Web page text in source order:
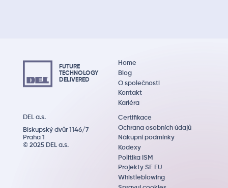
FUTURE
TECHNOLOGY
DEL IVERED
Certifikace
Ochrana osobních údajů
Nákupní podmínky
Kodexy
Politika ISM
Projekty SF EU
Whistleblowing
Home
Blog
O společnosti
Kontakt
Kariéra
DEL a.s.
Biskupský dvůr 1146/7
Praha 1
© 2025 DEL a.s.